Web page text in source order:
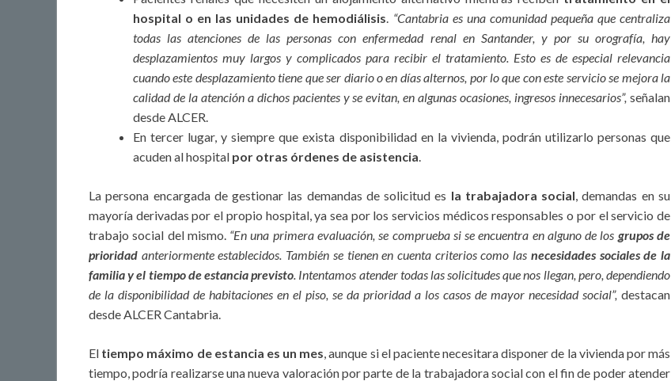
hospital o en las unidades de hemodiálisis. “Cantabria es una comunidad pequeña que centraliza
todas las atenciones de las personas con enfermedad renal en Santander, y por su orografía, hay
desplazamientos muy largos y complicados para recibir el tratamiento. Esto es de especial relevancia
cuando este desplazamiento tiene que ser diario o en días alternos, por lo que con este servicio se mejora la
calidad de la atención a dichos pacientes y se evitan, en algunas ocasiones, ingresos innecesarios”, señalan
desde ALCER.
En tercer lugar, y siempre que exista disponibilidad en la vivienda, podrán utilizarlo personas que
acuden al hospital por otras órdenes de asistencia.
La persona encargada de gestionar las demandas de solicitud es la trabajadora social, demandas en su
mayoría derivadas por el propio hospital, ya sea por los servicios médicos responsables o por el servicio de
trabajo social del mismo. “En una primera evaluación, se comprueba si se encuentra en alguno de los grupos de
prioridad anteriormente establecidos. También se tienen en cuenta criterios como las necesidades sociales de la
familia y el tiempo de estancia previsto. Intentamos atender todas las solicitudes que nos llegan, pero, dependiendo
de la disponibilidad de habitaciones en el piso, se da prioridad a los casos de mayor necesidad social”, destacan
desde ALCER Cantabria.
El tiempo máximo de estancia es un mes, aunque si el paciente necesitara disponer de la vivienda por más
tiempo, podría realizarse una nueva valoración por parte de la trabajadora social con el fin de poder atender